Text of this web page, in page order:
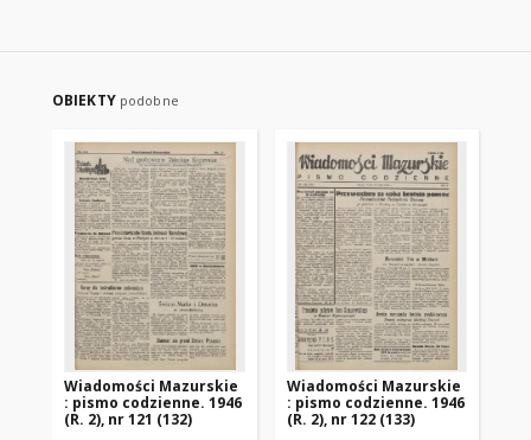
OBIEKTY podobne
Wiadomości Mazurskie
: pismo codzienne. 1946
(R. 2), nr 121 (132)
Wiadomości Mazurskie
: pismo codzienne. 1946
(R. 2), nr 122 (133)